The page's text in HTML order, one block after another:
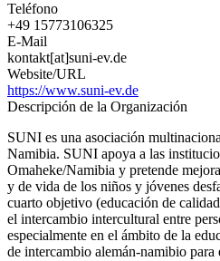
Teléfono
+49 15773106325
E-Mail
kontakt[at]suni-ev.de
Website/URL
https://www.suni-ev.de
Descripción de la Organización
SUNI es una asociación
Namibia. SUNI apoya a las
Omaheke/Namibia y pretende
y de vida de los niños y jóvenes
cuarto objetivo (educación de
el intercambio intercultural entre
especialmente en el ámbito de la
de intercambio alemán-namibio para